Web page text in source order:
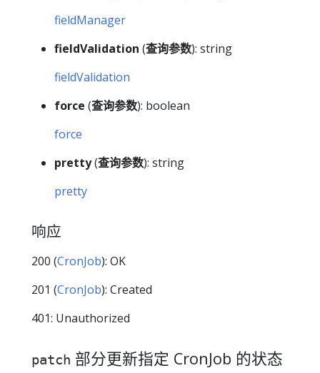
fieldManager
fieldValidation (查询参数): string
fieldValidation
force (查询参数): boolean
force
pretty(查询参数): string
pretty
响应
200 (CronJob): OK
201 (CronJob): Created
401: Unauthorized
patch 部分更新指定 CronJob 的状态